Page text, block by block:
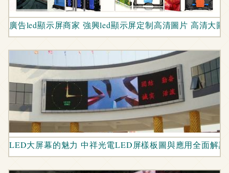
廣告led顯示屏商家 強興led顯示屏定制高清圖片 高清大圖
LED大屏幕的魅力 中祥光電LED屏樣板圖與應用全面解讀